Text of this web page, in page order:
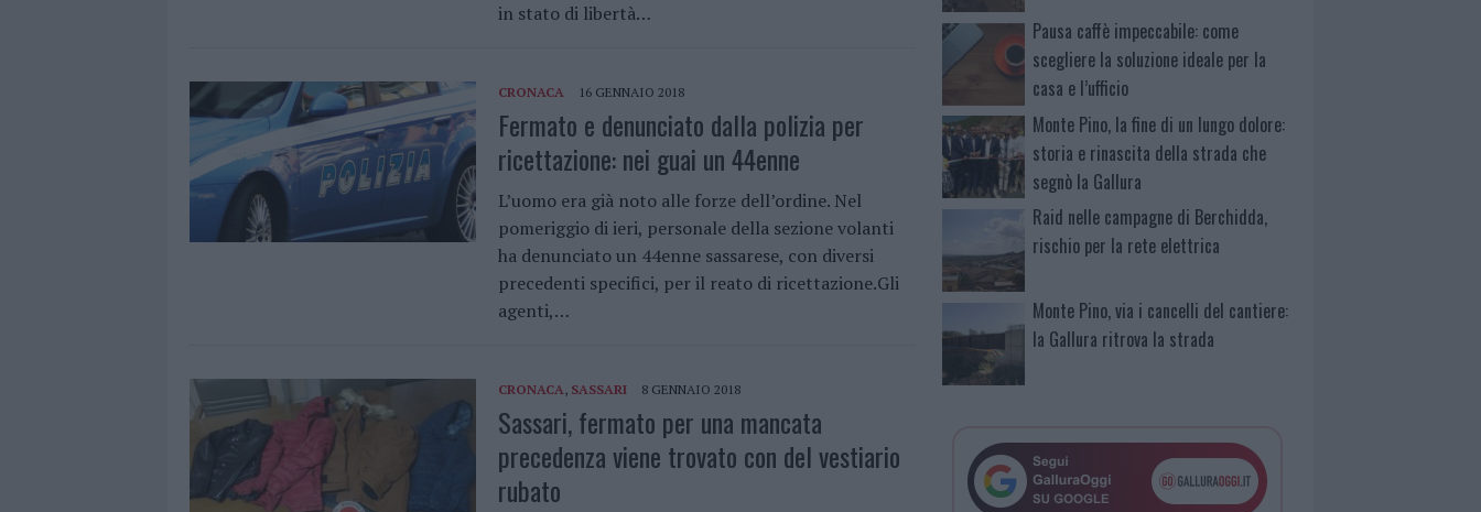
in stato di libertà…
CRONACA 16 GENNAIO 2018
Fermato e denunciato dalla polizia per
ricettazione: nei guai un 44enne
L’uomo era già noto alle forze dell’ordine. Nel
pomeriggio di ieri, personale della sezione volanti
ha denunciato un 44enne sassarese, con diversi
precedenti specifici, per il reato di ricettazione.Gli
agenti,…
CRONACA, SASSARI 8 GENNAIO 2018
Sassari, fermato per una mancata
precedenza viene trovato con del vestiario
rubato
Pausa caffè impeccabile: come
scegliere la soluzione ideale per la
casa e l’ufficio
Monte Pino, la fine di un lungo dolore:
storia e rinascita della strada che
segnò la Gallura
Raid nelle campagne di Berchidda,
rischio per la rete elettrica
Monte Pino, via i cancelli del cantiere:
la Gallura ritrova la strada